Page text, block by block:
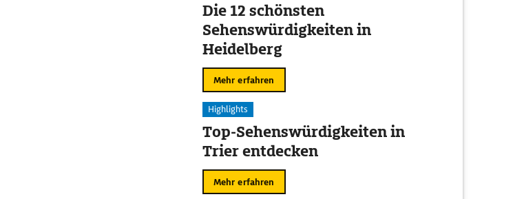
Die 12 schönsten
Sehenswürdigkeiten in
Heidelberg
Mehr erfahren
Highlights
Top-Sehenswürdigkeiten in
Trier entdecken
Mehr erfahren